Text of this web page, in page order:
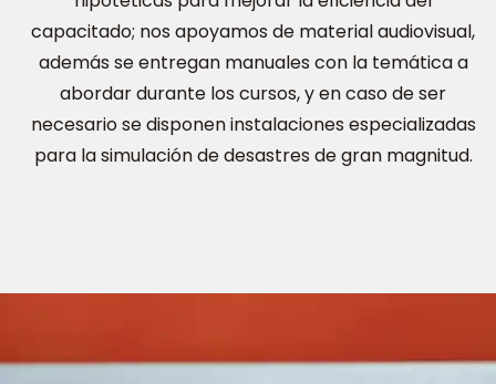
capacitado; nos apoyamos de material audiovisual,
además se entregan manuales con la temática a
abordar durante los cursos, y en caso de ser
necesario se disponen instalaciones especializadas
para la simulación de desastres de gran magnitud.